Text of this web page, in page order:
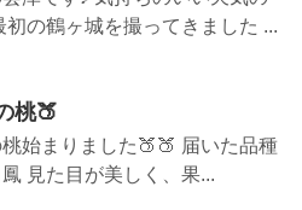
初の鶴ヶ城を撮ってきました ...
桃🍑
始まりました🍑🍑 届いた品種
見た目が美しく、果...